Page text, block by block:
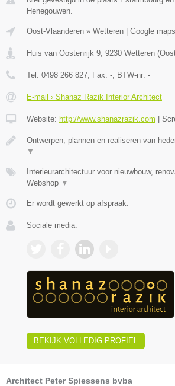
Henegouwen.
Oost-Vlaanderen » Wetteren Google maps
Huis van Oostenrijk 9, 9230 Wetteren (
Tel: 0498 266 827, Fax: -, BTW-nr: -
E-mail › Shanaz Razik Interior Architect
Website: http://www.shanazrazik.com
Ontwerpen, plannen en realiseren van
▼
Interieurarchitectuur voor nieuwbouw,
Webshop ▼
Er wordt gewerkt op afspraak.
Sociale media:
BEKIJK VOLLEDIG PROFIEL
Architect Peter Spiessens bvba